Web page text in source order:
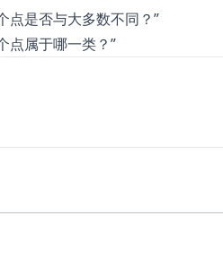
点是否与大多数不同？”
点属于哪一类？”